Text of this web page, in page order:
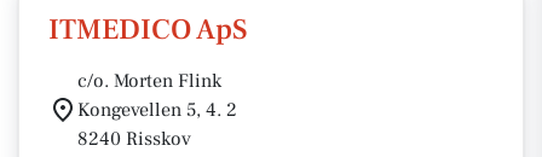
ITMEDICO ApS
c/o. Morten Flink
Kongevellen 5, 4. 2
8240 Risskov